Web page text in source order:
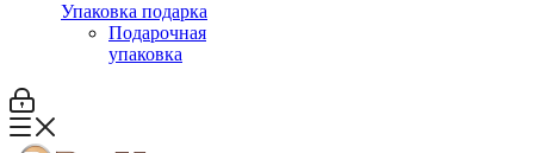
Упаковка подарка
Подарочная
упаковка